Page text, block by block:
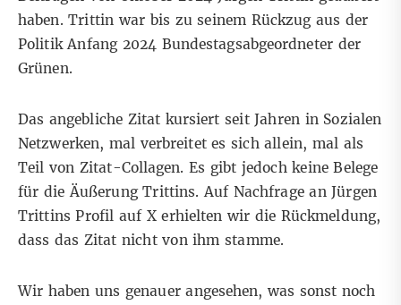
haben. Trittin war bis zu seinem Rückzug aus der
Politik Anfang 2024 Bundestagsabgeordneter der
Grünen.
Das angebliche Zitat kursiert seit Jahren in Sozialen
Netzwerken, mal verbreitet es sichallein, mal als
Teil von Zitat-Collagen. Es gibt jedoch keine Belege
für die Äußerung Trittins. Auf Nachfrage an Jürgen
Trittins Profil auf X erhielten wir die Rückmeldung,
dass das Zitat nicht von ihm stamme.
Wir haben uns genauer angesehen, was sonst noch